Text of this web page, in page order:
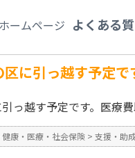
よくある
区に引っ越す予定
引っ越す予定です。医療
健康・医療・社会保険 > 支援・助